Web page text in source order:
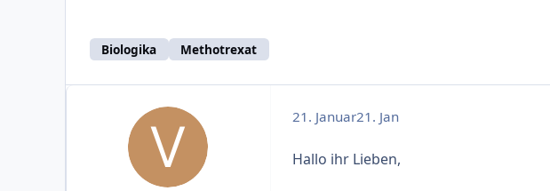
Biologika Methotrexat
21. Januar21. Jan
Hallo ihr Lieben,